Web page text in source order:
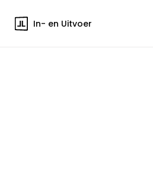
In- en Uitvoer